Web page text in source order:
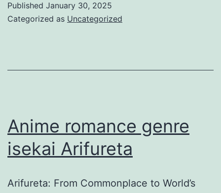
Ameku
Published January 30, 2025
Categorized as Uncategorized
Anime romance genre
isekai Arifureta
Arifureta: From Commonplace to World’s